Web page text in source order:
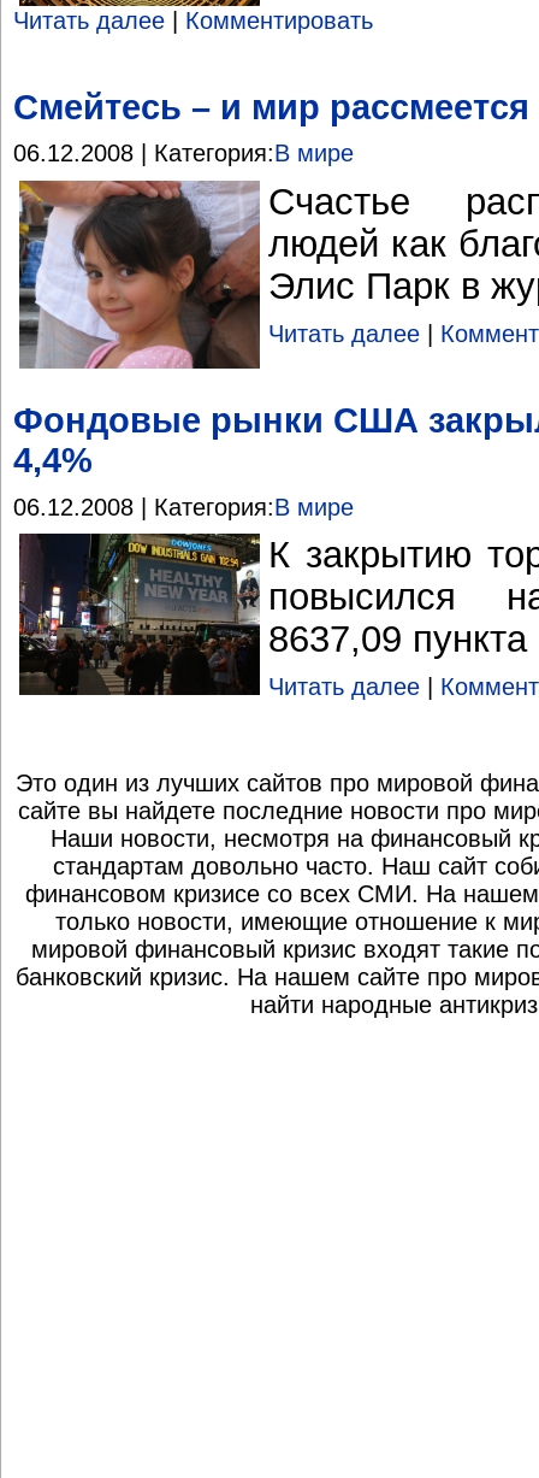
Читать далее | Комментировать
Смейтесь – и мир
06.12.2008 | Категория:В мире
Счастье
людей как
Элис Парк в
Читать далее
Фондовые рынки США
4,4%
06.12.2008 | Категория:В мире
К закрытию
повысился
8637,09 пункта
Читать далее
Это один из лучших сайтов про мировой
сайте вы найдете последние новости про
Наши новости, несмотря на финансовый
стандартам довольно часто. Наш сайт
финансовом кризисе со всех СМИ. На нашем
только новости, имеющие отношение к
мировой финансовый кризис входят такие
банковский кризис. На нашем сайте про
найти народные